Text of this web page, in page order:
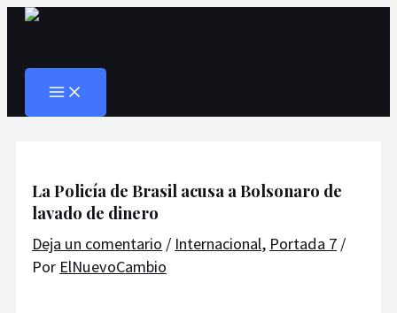
Ir
contenido
MAIN
La Policía de Brasil acusa a Bolsonaro de
lavado de dinero
Deja un comentario / Internacional, Portada 7 /
Por ElNuevoCambio
Navegación
entradas
Escribe
Nombre*
Correo
Web